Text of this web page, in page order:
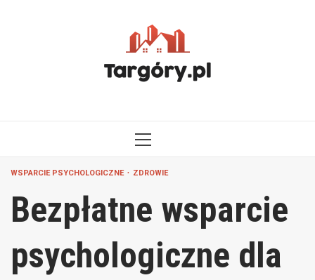
MENU
WSPARCIE PSYCHOLOGICZNE ZDROWIE
Bezpłatne wsparcie
psychologiczne dla